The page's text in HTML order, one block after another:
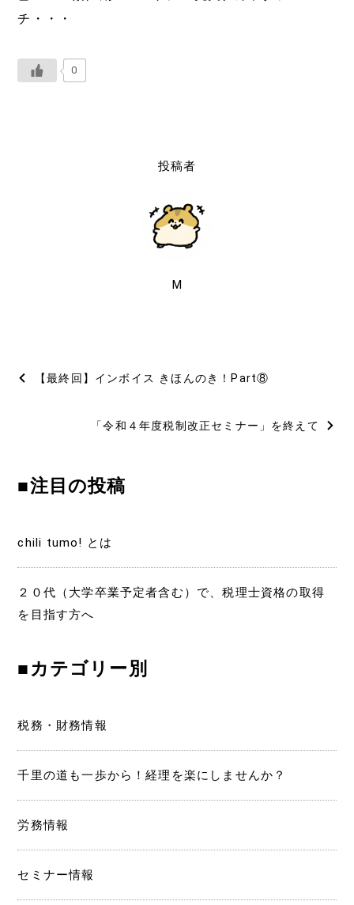
チ・・・
0
投稿者
M
投
ゲ
ョ
ン
【最終回】インボイス きほんのき！Part⑧
「令和４年度税制改正セミナー」を終えて
■注目の投稿
chili tumo! とは
２０代（大学卒業予定者含む）で、税理士資格の取得
を目指す方へ
■カテゴリー別
税務・財務情報
千里の道も一歩から！経理を楽にしませんか？
労務情報
セミナー情報